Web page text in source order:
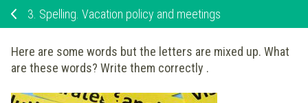
3. Spelling. Vacation policy and meetings
Here are some words but the letters are mixed up. What
are these words? Write them correctly .